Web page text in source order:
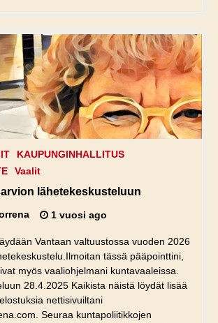
KAUPUNGINHALLITUS
Vaalit
lähetekeskusteluun
1 vuosi ago
Vantaan valtuustossa vuoden 2026
tässä pääpointtini,
myös vaaliohjelmani kuntavaaleissa.
28.4.2025 Kaikista näistä löydät lisää
nettisivuiltani
Seuraa kuntapoliitikkojen